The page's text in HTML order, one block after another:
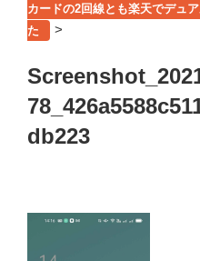
カードの2回線とも楽天でデュ
た
>
db223